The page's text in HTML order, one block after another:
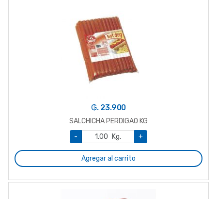
₲. 23.900
SALCHICHA PERDIGAO KG
-
Kg. +
Agregar al carrito